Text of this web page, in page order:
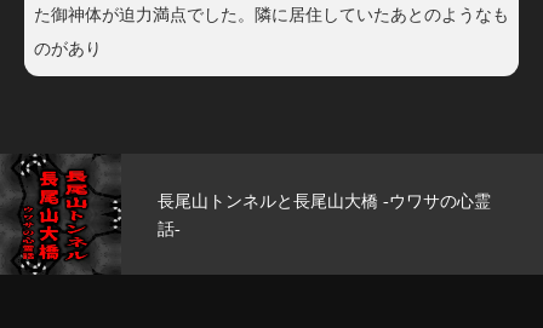
た御神体が迫力満点でした。隣に居住していたあとのようなも
のがあり
玄武洞公園 -ウワサの心霊話-